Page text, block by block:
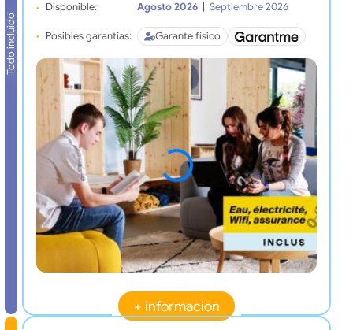
Todo incluido
Disponible: Agosto 2026 Septiembre 2026
Posibles garantías: Garante físico
+ informacion